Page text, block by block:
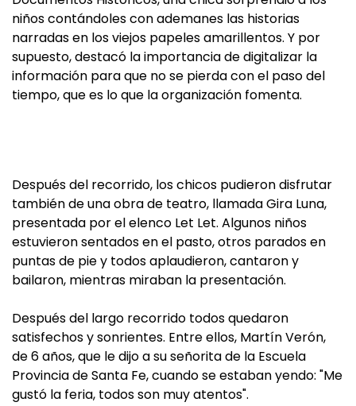
niños contándoles con ademanes las historias
narradas en los viejos papeles amarillentos. Y por
supuesto, destacó la importancia de digitalizar la
información para que no se pierda con el paso del
tiempo, que es lo que la organización fomenta.
Después del recorrido, los chicos pudieron disfrutar
también de una obra de teatro, llamada Gira Luna,
presentada por el elenco Let Let. Algunos niños
estuvieron sentados en el pasto, otros parados en
puntas de pie y todos aplaudieron, cantaron y
bailaron, mientras miraban la presentación.
Después del largo recorrido todos quedaron
satisfechos y sonrientes. Entre ellos, Martín Verón,
de 6 años, que le dijo a su señorita de la Escuela
Provincia de Santa Fe, cuando se estaban yendo: "Me
gustó la feria, todos son muy atentos".